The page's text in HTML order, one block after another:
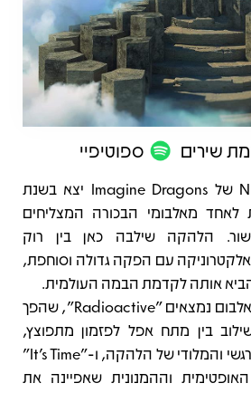
שירים ספוטיפיי
תיאור
האלבום Night Visions של Imagine Dragons יצא בשנת
לאחד מאלבומי הבכורה המצליחים
הלהקה שילבה כאן בין רוק
אלקטרוניקה עם הפקה גדולה וסוחפת,
אותה לקדמת הבמה העולמית.
בין השירים הבולטים באלבום נמצאים "Radioactive", שהפך
בין מתח אפל לפזמון מתפוצץ,
"Demons" עם הצד הרגשי והמלודי של הלהקה, ו-"It’s Time"
וההמנונית שאפיינה את